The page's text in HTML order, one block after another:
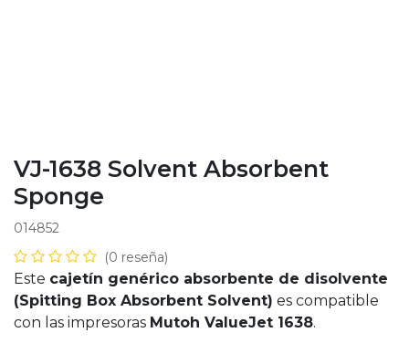
VJ-1638 Solvent Absorbent
Sponge
014852
(0 reseña)
Este cajetín genérico absorbente de disolvente
(Spitting Box Absorbent Solvent) es compatible
con las impresoras Mutoh ValueJet 1638.